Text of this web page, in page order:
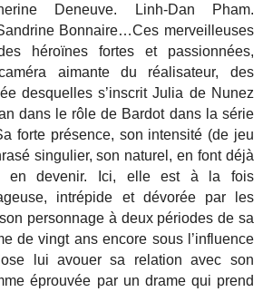
Deneuve. Linh-Dan Pham.
Bonnaire…Ces merveilleuses
héroïnes fortes et passionnées,
aimante du réalisateur, des
desquelles s’inscrit Julia de Nunez
dans le rôle de Bardot dans la série
forte présence, son intensité (de jeu
singulier, son naturel, en font déjà
en devenir. Ici, elle est à la fois
intrépide et dévorée par les
personnage à deux périodes de sa
de vingt ans encore sous l’influence
lui avouer sa relation avec son
éprouvée par un drame qui prend